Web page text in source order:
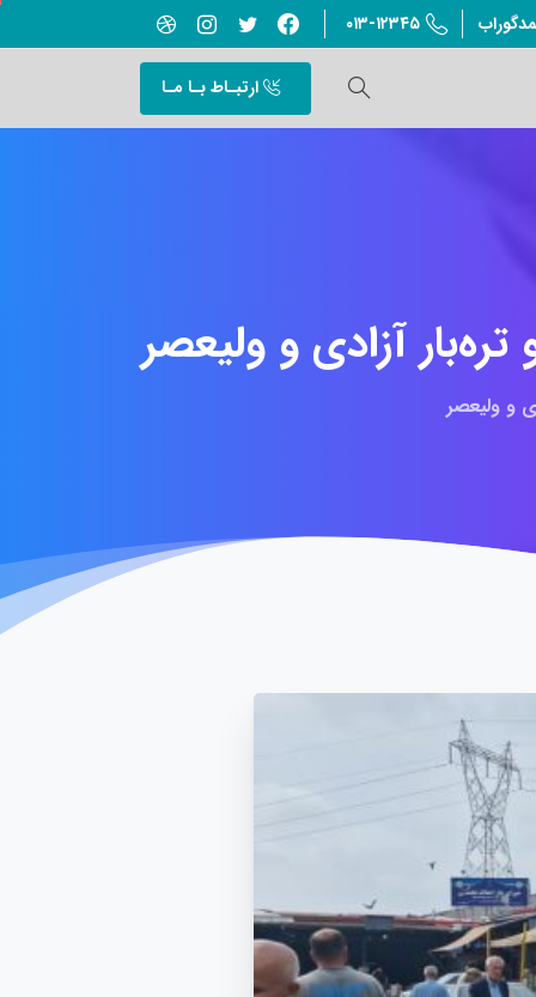
۰۱۳-۱۲۳۴۵
ارتبـاط بـا مـا
تره‌بارآزادی و ولیعصر
و ولیعصر